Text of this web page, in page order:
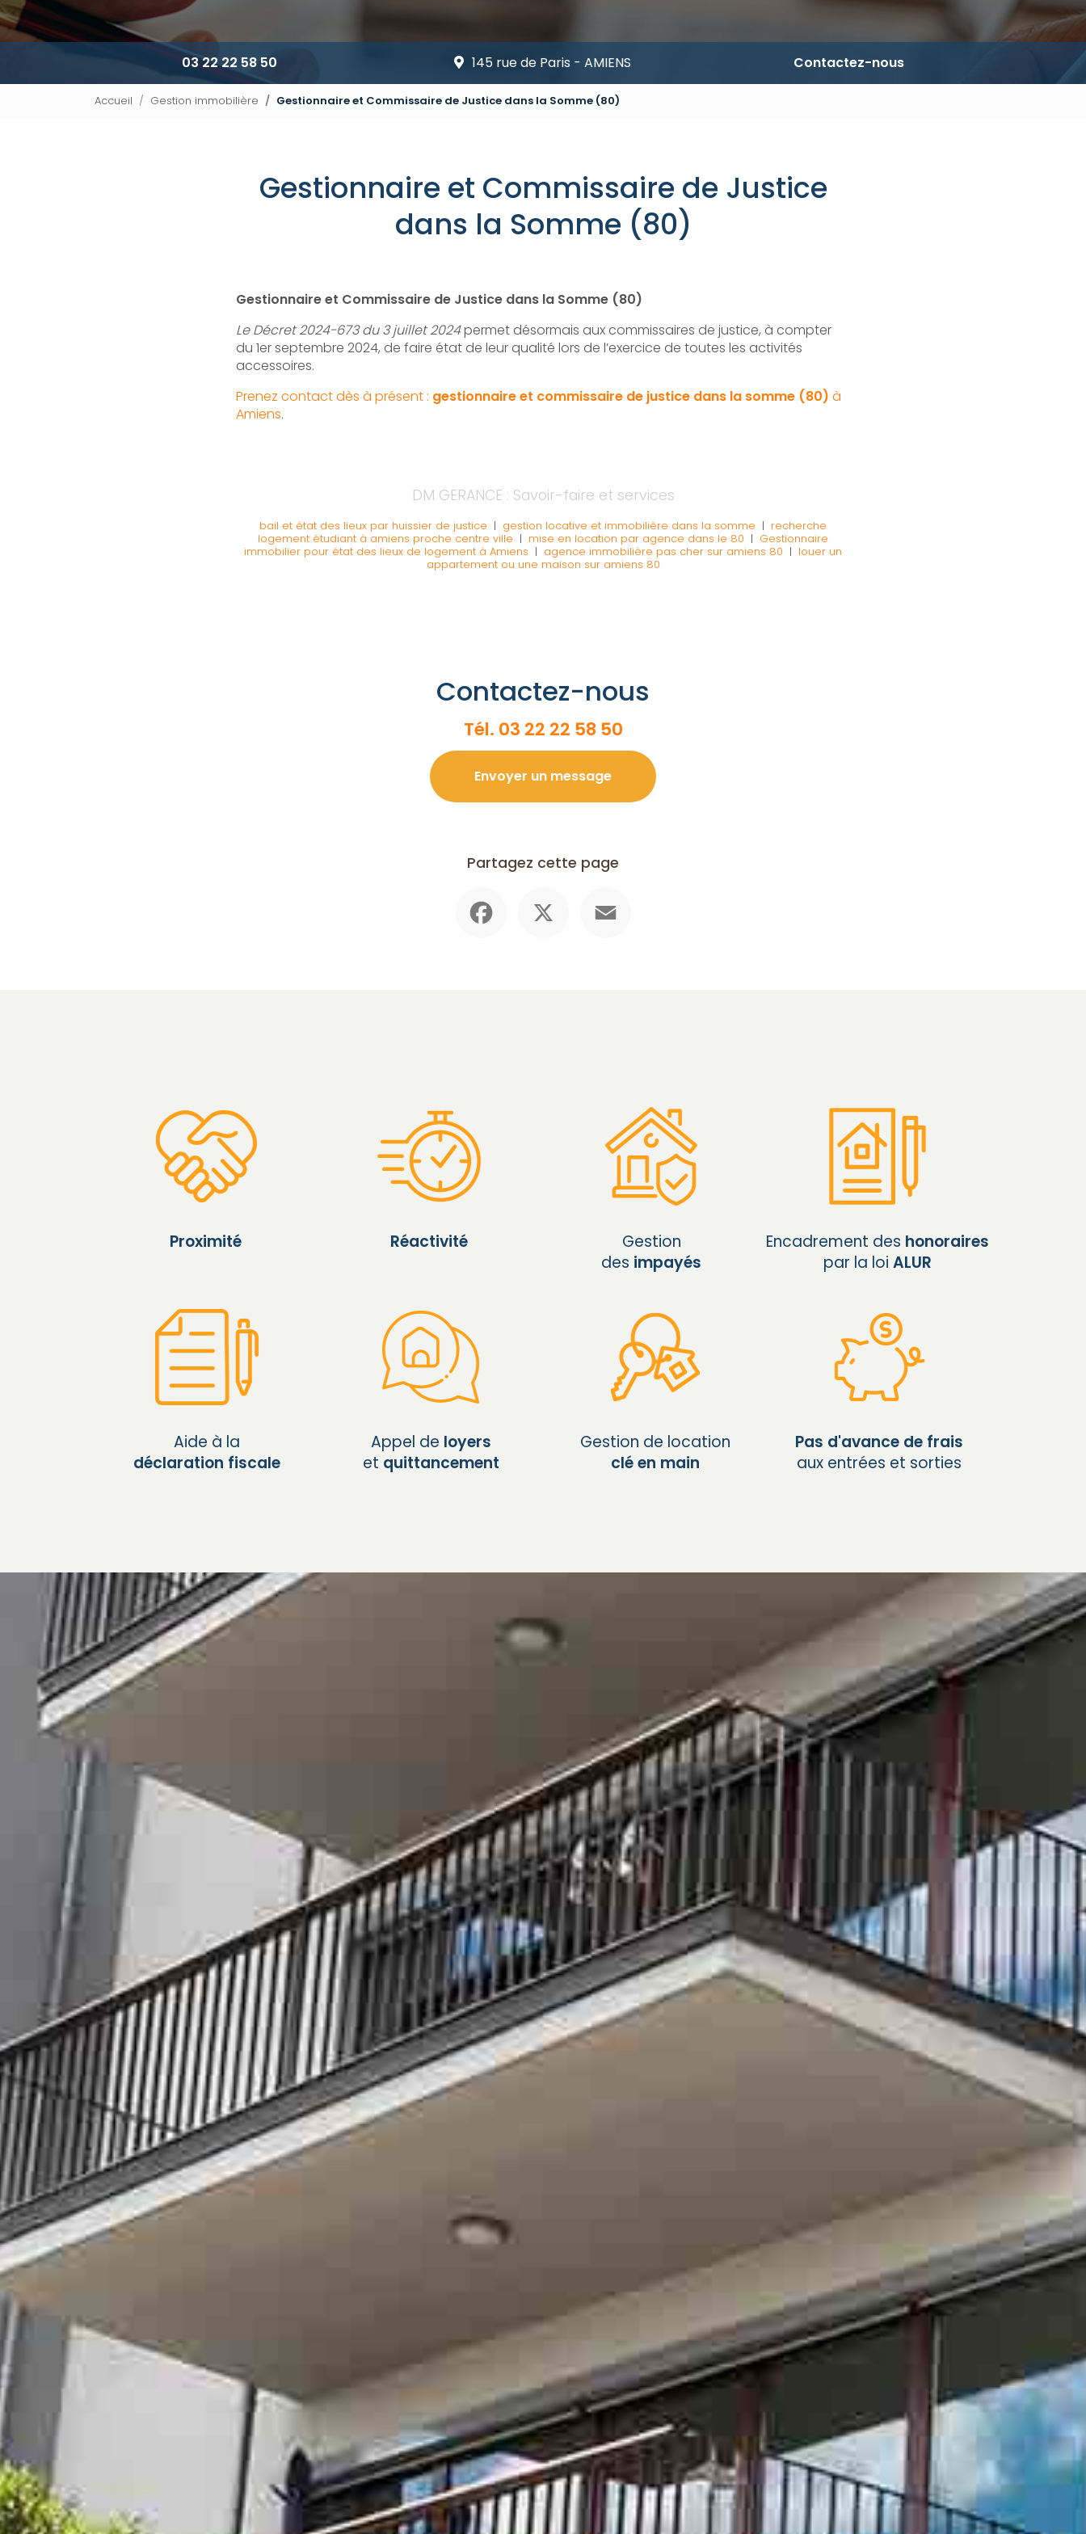
03 22 22 58 50 145 rue de Paris - AMIENS Contactez-nous
Accueil Gestion immobilière Gestionnaire et Commissaire de Justice dans la Somme (80)
Gestionnaire et Commissaire de Justice
dans la Somme (80)
Gestionnaire et Commissaire de Justice dans la Somme (80)
Le Décret 2024-673 du 3 juillet 2024permet désormais aux commissaires de justice, à compter
du 1er septembre 2024, de faire état de leur qualité lors de l’exercice de toutes les activités
accessoires.
Prenez contact dès à présent : gestionnaire et commissaire de justice dans la somme (80) à
Amiens.
DM GERANCE : Savoir-faire et services
bail et état des lieux par huissier de justice | gestion locative et immobilière dans la somme | recherche
logement étudiant à amiens proche centre ville | mise en location par agence dans le 80 | Gestionnaire
immobilier pour état des lieux de logement à Amiens | agence immobilière pas cher sur amiens 80 | louer un
appartement ou une maison sur amiens 80
Contactez-nous
Tél. 03 22 22 58 50
Envoyer un message
Partagez cette page
Proximité Réactivité
Gestion
des impayés
Encadrement des honoraires
par la loi ALUR
Aide à la
déclaration fiscale
Appel de loyers
et quittancement
Gestion de location
clé en main
Pas d'avance de frais
aux entrées et sorties